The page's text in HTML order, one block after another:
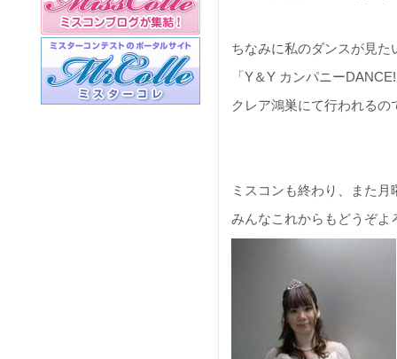
ちなみに私のダンスが見た
「Y＆Y カンパニー
クレア鴻巣にて行われる
ミスコンも終わり、また
みんなこれからもどうぞよ